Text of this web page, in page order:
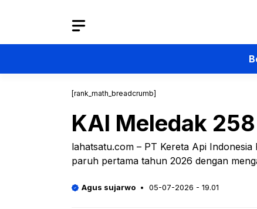
[rank_math_breadcrumb]
KAI Meledak
lahatsatu.com – PT Kereta Api
paruh pertama tahun 2026 dengan
Agus sujarwo 05-07-2026 - 19.01